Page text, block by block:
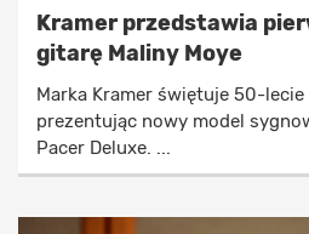
Kramer przedstawia
gitarę Maliny Moye
Marka Kramer świętuje 50-lecie
prezentując nowy model
Pacer Deluxe. ...